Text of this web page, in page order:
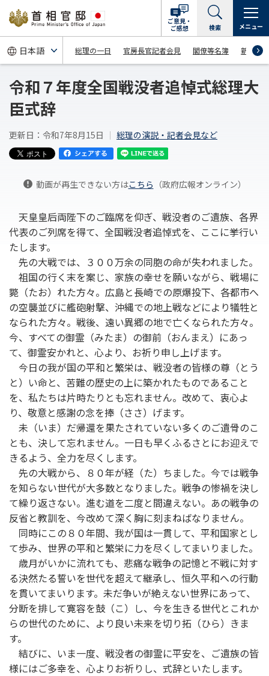
総理の一日 官房長官記者会見 閣僚等名簿 新着情報
ご意見・
ご感想
検索 メニュー
令和７年度全国戦没者追悼式総理大
臣式辞
更新日：令和7年8月15日 総理の演説・記者会見など
動画が再生できない方はこちら （政府広報オンライン）
天皇皇后両陛下のご臨席を仰ぎ、戦没者のご遺族、各界
代表のご列席を得て、全国戦没者追悼式を、ここに挙行い
たします。
先の大戦では、３００万余の同胞の命が失われました。
祖国の行く末を案じ、家族の幸せを願いながら、戦場に
斃（たお）れた方々。広島と長崎での原爆投下、各都市へ
の空襲並びに艦砲射撃、沖縄での地上戦などにより犠牲と
なられた方々。戦後、遠い異郷の地で亡くなられた方々。
今、すべての御霊（みたま）の御前（おんまえ）にあっ
て、御霊安かれと、心より、お祈り申し上げます。
今日の我が国の平和と繁栄は、戦没者の皆様の尊（とう
と）い命と、苦難の歴史の上に築かれたものであること
を、私たちは片時たりとも忘れません。改めて、衷心よ
り、敬意と感謝の念を捧（ささ）げます。
未（いま）だ帰還を果たされていない多くのご遺骨のこ
とも、決して忘れません。一日も早くふるさとにお迎えで
きるよう、全力を尽くします。
先の大戦から、８０年が経（た）ちました。今では戦争
を知らない世代が大多数となりました。戦争の惨禍を決し
て繰り返さない。進む道を二度と間違えない。あの戦争の
反省と教訓を、今改めて深く胸に刻まねばなりません。
同時にこの８０年間、我が国は一貫して、平和国家とし
て歩み、世界の平和と繁栄に力を尽くしてまいりました。
歳月がいかに流れても、悲痛な戦争の記憶と不戦に対す
る決然たる誓いを世代を超えて継承し、恒久平和への行動
を貫いてまいります。未だ争いが絶えない世界にあって、
分断を排して寛容を鼓（こ）し、今を生きる世代とこれか
らの世代のために、より良い未来を切り拓（ひら）きま
す。
結びに、いま一度、戦没者の御霊に平安を、ご遺族の皆
様にはご多幸を、心よりお祈りし、式辞といたします。